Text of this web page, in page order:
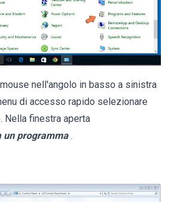
nell'angolo in basso a sinistra
di accesso rapido selezionare
Nella finestra aperta
un programma .